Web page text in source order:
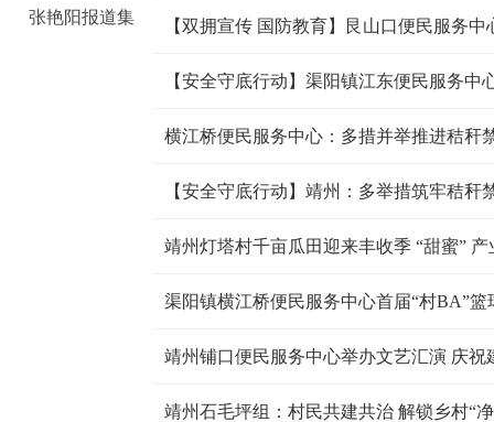
张艳阳报道集 【双拥宣传 国防教育】艮山口便民服务
横江桥便民服务中心：多措并举推进秸秆
【安全守底行动】靖州：多举措筑牢秸秆
靖州灯塔村千亩瓜田迎来丰收季 “甜蜜”
渠阳镇横江桥便民服务中心首届“村BA”
靖州铺口便民服务中心举办文艺汇演 庆祝
靖州石毛坪组：村民共建共治 解锁乡村“